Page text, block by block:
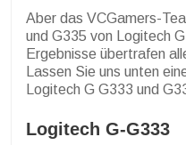
Aber das VCGamers-
und G335 von Logitech
Ergebnisse übertrafen
Lassen Sie uns unten
Logitech G G333 und
Logitech G-G333